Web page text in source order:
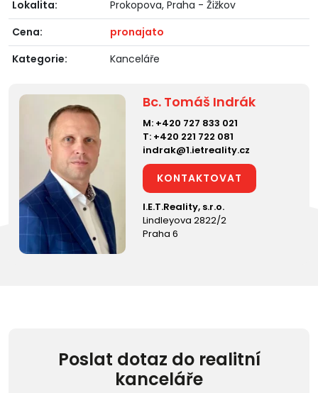
Lokalita:
Prokopova, Praha - Žižkov
Cena:
pronajato
Kategorie:
Kanceláře
Bc. Tomáš Indrák
M: +420 727 833 021
T: +420 221 722 081
indrak@1.ietreality.cz
KONTAKTOVAT
I.E.T.Reality, s.r.o.
Lindleyova 2822/2
Praha 6
Poslat dotaz do realitní
kanceláře